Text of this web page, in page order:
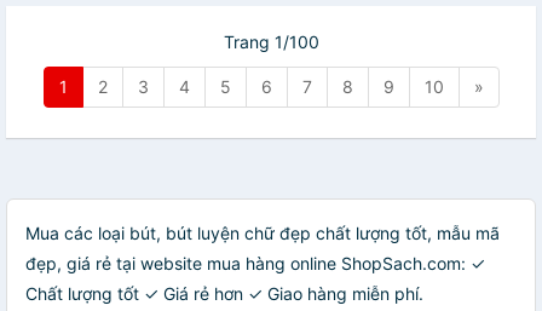
Trang 1/100
1 2 3 4 5 6 7 8 9 10 »
Mua các loại bút, bút luyện chữ đẹp chất lượng tốt, mẫu mã
đẹp, giá rẻ tại website mua hàng online ShopSach.com: ✓
Chất lượng tốt ✓ Giá rẻ hơn ✓ Giao hàng miễn phí.